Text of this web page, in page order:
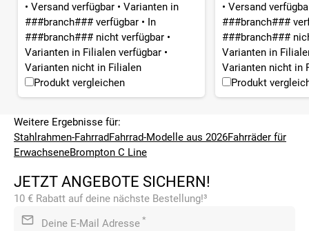
• Versand verfügbar • Varianten in
###branch### verfügbar • In
###branch### nicht verfügbar •
Varianten in Filialen verfügbar •
Varianten nicht in Filialen
Produkt vergleichen
• Versand
###branch###
###branch###
Varianten in
Varianten nicht in
Produkt
Weitere Ergebnisse für:
Stahlrahmen-FahrradFahrrad-Modelle aus 2026Fahrräder für
ErwachseneBrompton C Line
JETZT ANGEBOTE SICHERN!
10 € Rabatt auf deine nächste Bestellung!³
Deine E-Mail Adresse *